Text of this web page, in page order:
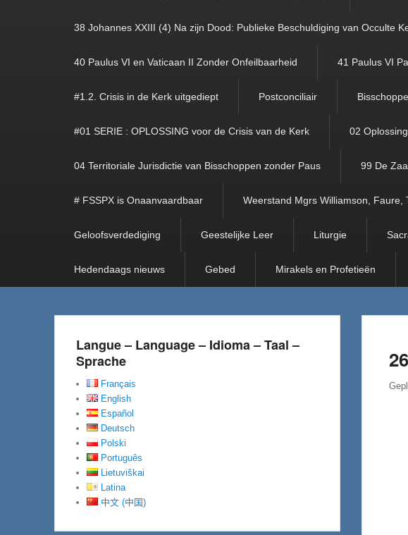
38 Johannes XXIII (4) Na zijn Dood: Publieke Beschuldiging van Occulte
40 Paulus VI en Vaticaan II Zonder Onfeilbaarheid 41 Paulus VI
#1.2. Crisis in de Kerk uitgediept Postconciliair
#01 SERIE : OPLOSSING voor de Crisis van de Kerk 02
04 Territoriale Jurisdictie van Bisschoppen zonder Paus 99 De
# FSSPX is Onaanvaardbaar Weerstand Mgrs Williamson, Faure,
Geloofsverdediging Geestelijke Leer Liturgie
Hedendaags nieuws Gebed Mirakels en Profetieën
Langue – Language – Idioma – Taal –
Sprache
Français
English
Español
Deutsch
Polski
Português
Lietuviškai
Latina
中文 (中国)